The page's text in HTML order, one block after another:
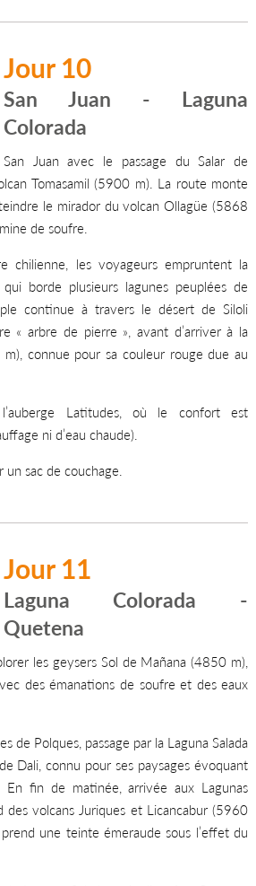
Jour 10
San Juan - Laguna
Colorada
Juan avec le passage du Salar de
Tomasamil (5900 m). La route monte
le mirador du volcan Ollagüe (5868
de soufre.
chilienne, les voyageurs empruntent la
borde plusieurs lagunes peuplées de
continue à travers le désert de Siloli
« arbre de pierre », avant d’arriver à la
connue pour sa couleur rouge due au
Latitudes, où le confort est
ni d’eau chaude).
un sac de couchage.
Jour 11
Laguna Colorada -
Quetena
les geysers Sol de Mañana (4850 m),
des émanations de soufre et des eaux
de Polques, passage par la Laguna Salada
Dali, connu pour ses paysages évoquant
fin de matinée, arrivée aux Lagunas
des volcans Juriques et Licancabur (5960
une teinte émeraude sous l’effet du